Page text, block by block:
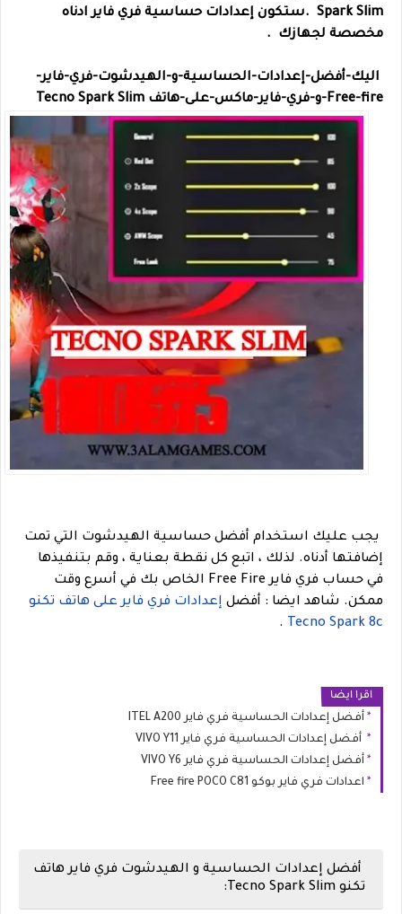
SparkSlim
.ستكون إعدادات حساسية فري فاير ادناه
مخصصة لجهازك .
اليك-أفضل-إعدادات-الحساسية-و-الهيدشوت-فري-فاير-
Free-fire-و-فري-فاير-ماكس-على-هاتف
Tecno SparkSlim
يجب عليك استخدام أفضل حساسية الهيدشوت التي تمت
إضافتها أدناه. لذلك ، اتبع كل نقطة بعناية ، وقم بتنفيذها
في حساب فري فاير Free Fire الخاص بك في أسرع وقت
ممكن. شاهد ايضا : أفضل إعدادات فري فاير على هاتف تكنو
Tecno Spark 8c
.
اقرا ايضا
أفضل إعدادات الحساسية فري فاير ITEL A200
أفضل إعدادات الحساسية فري فاير VIVO Y11
أفضل إعدادات الحساسية فري فاير VIVO Y6
اعدادات فري فاير بوكو Free fire POCO C81
أفضل إعدادات الحساسية و الهيدشوت فري فاير هاتف
تكنو Tecno Spark Slim: